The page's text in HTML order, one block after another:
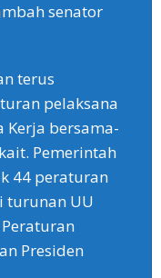
senator
terus
pelaksana
Kerja bersama-
Pemerintah
44 peraturan
turunan UU
Presiden